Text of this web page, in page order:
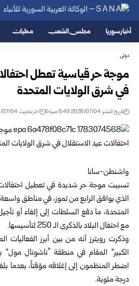
أخبار سوريا مجلس الشعب محليات
دولي
موجة حر قياسية تعطل
في شرق الولايات المتحدة
تاريخ النشر: 2026/07/04 9:49 صباحًا اخر تحديث: 2026/07/04 9:49 صباحًا
واشنطن-سانا
تسببت موجة حر شديدة في تعطيل احتفالات
الذي يوافق الرابع من تموز، في مناطق
المتحدة، ما دفع السلطات إلى إلغاء أو
مع احتفال البلاد بالذكرى الـ 250 لتأسيسها.
وذكرت رويترز أنه من بين أبرز الفعاليات
الكبير” المقام في منطقة “ناشونال
درجة مئوية.